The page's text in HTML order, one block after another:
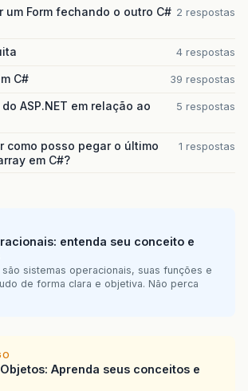
um Form fechando o outro C# 2 respostas
4 respostas
C# 39 respostas
ASP.NET em relação ao
5 respostas
como posso pegar o último
em C#?
1 respostas
entenda seu conceito e
sistemas operacionais, suas funções e
de forma clara e objetiva. Não perca
Aprenda seus conceitos e